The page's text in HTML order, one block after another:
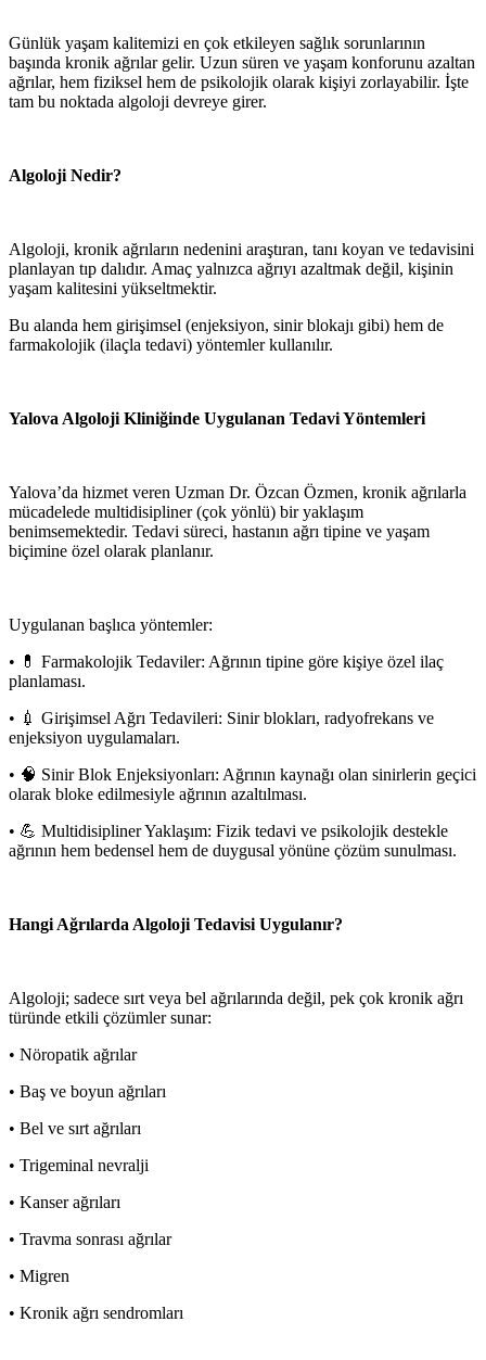
Günlük yaşam kalitemizi en çok etkileyen sağlık sorunlarının
başında kronik ağrılar gelir. Uzun süren ve yaşam konforunu azaltan
ağrılar, hem fiziksel hem de psikolojik olarak kişiyi zorlayabilir. İşte
tam bu noktada algoloji devreye girer.
Algoloji Nedir?
Algoloji, kronik ağrıların nedenini araştıran, tanı koyan ve tedavisini
planlayan tıp dalıdır. Amaç yalnızca ağrıyı azaltmak değil, kişinin
yaşam kalitesini yükseltmektir.
Bu alanda hem girişimsel (enjeksiyon, sinir blokajı gibi) hem de
farmakolojik (ilaçla tedavi) yöntemler kullanılır.
Yalova Algoloji Kliniğinde Uygulanan Tedavi Yöntemleri
Yalova’da hizmet veren Uzman Dr. Özcan Özmen, kronik ağrılarla
mücadelede multidisipliner (çok yönlü) bir yaklaşım
benimsemektedir. Tedavi süreci, hastanın ağrı tipine ve yaşam
biçimine özel olarak planlanır.
Uygulanan başlıca yöntemler:
• 💊 Farmakolojik Tedaviler: Ağrının tipine göre kişiye özel ilaç
planlaması.
• 💉 Girişimsel Ağrı Tedavileri: Sinir blokları, radyofrekans ve
enjeksiyon uygulamaları.
• 🧠 Sinir Blok Enjeksiyonları: Ağrının kaynağı olan sinirlerin geçici
olarak bloke edilmesiyle ağrının azaltılması.
• 💪 Multidisipliner Yaklaşım: Fizik tedavi ve psikolojik destekle
ağrının hem bedensel hem de duygusal yönüne çözüm sunulması.
Hangi Ağrılarda Algoloji Tedavisi Uygulanır?
Algoloji; sadece sırt veya bel ağrılarında değil, pek çok kronik ağrı
türünde etkili çözümler sunar:
• Nöropatik ağrılar
• Baş ve boyun ağrıları
• Bel ve sırt ağrıları
• Trigeminal nevralji
• Kanser ağrıları
• Travma sonrası ağrılar
• Migren
• Kronik ağrı sendromları